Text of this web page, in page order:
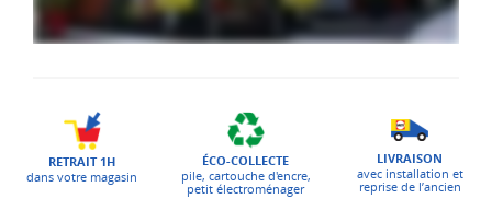
RETRAIT 1H
dans votre magasin
ÉCO-COLLECTE
pile, cartouche d'encre,
petit électroménager
LIVRAISON
avec installation et
reprise de l’ancien